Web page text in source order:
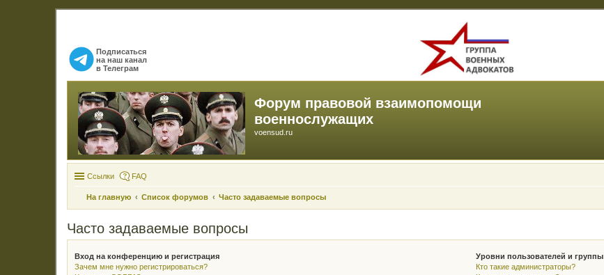
Подписаться
на наш канал
в Телеграм
Форум правовой взаимопомощи
военнослужащих
voensud.ru
Ссылки FAQ
На главную Список форумов Часто задаваемые вопросы
Часто задаваемые вопросы
Вход на конференцию и регистрация
Зачем мне нужно регистрироваться?
Уровни пользователей и группы
Кто такие администраторы?